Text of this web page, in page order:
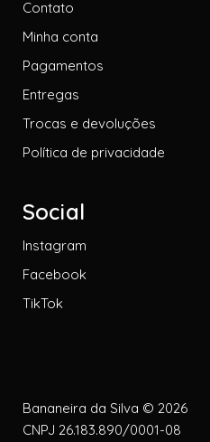
Contato
Minha conta
Pagamentos
Entregas
Trocas e devoluções
Política de privacidade
Social
Instagram
Facebook
TikTok
Bananeira da Silva © 2026
CNPJ 26.183.890/0001-08